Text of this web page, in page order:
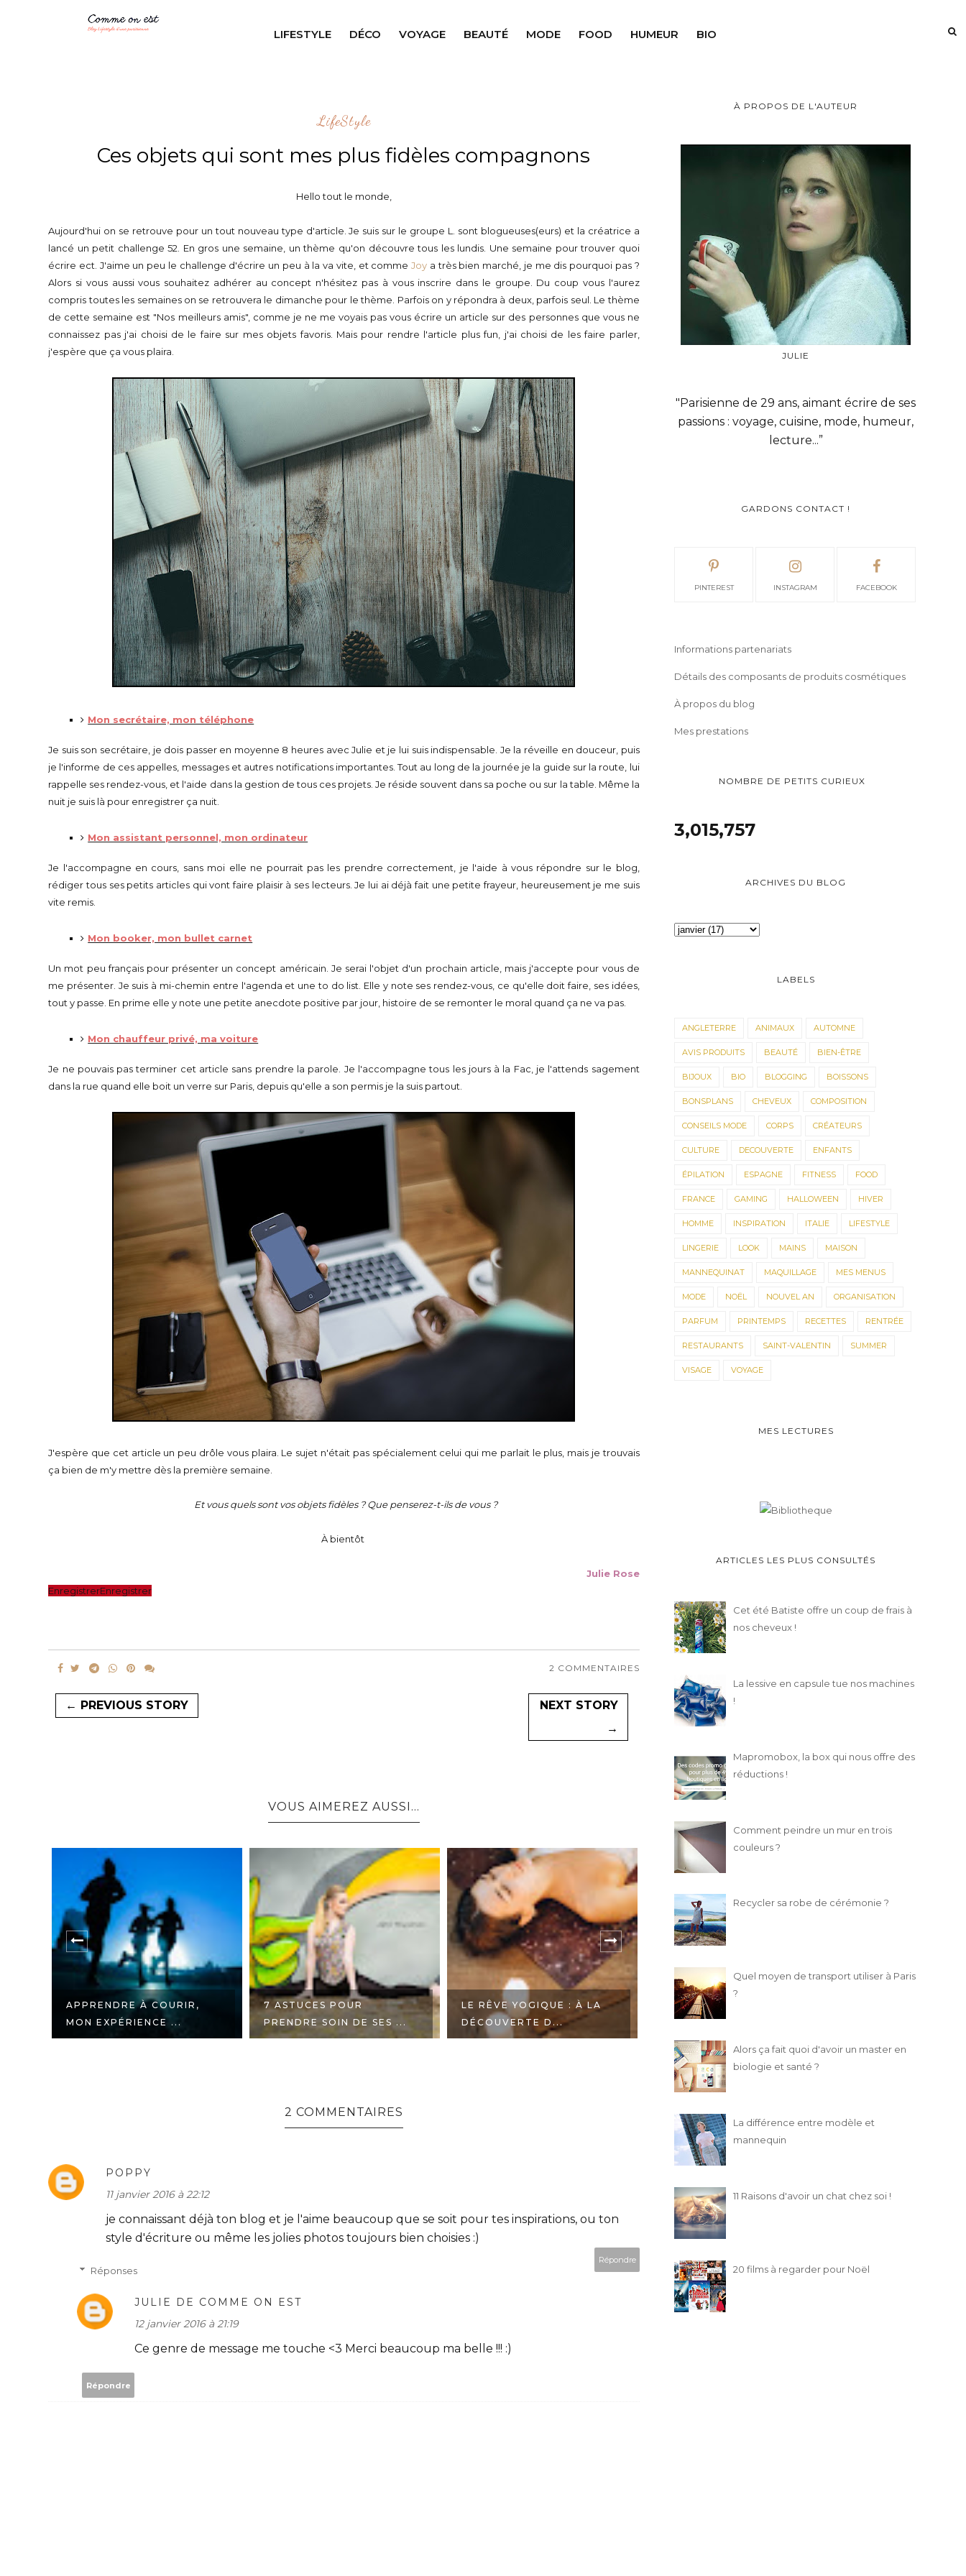
LIFESTYLE DÉCO VOYAGE BEAUTÉ MODE FOOD HUMEUR BIO
LifeStyle
Ces objets qui sont mes plus fidèles compagnons
Hello tout le monde,
Aujourd'hui on se retrouve pour un tout nouveau type d'article. Je suis sur le groupe L. sont blogueuses(eurs) et la créatrice a
lancé un petit challenge 52. En gros une semaine, un thème qu'on découvre tous les lundis. Une semaine pour trouver quoi
écrire ect. J'aime un peu le challenge d'écrire un peu à la va vite, et commeJoy a très bien marché, je me dis pourquoi pas ?
Alors si vous aussi vous souhaitez adhérer au concept n'hésitez pas à vous inscrire dans le groupe. Du coup vous l'aurez
compris toutes les semaines on se retrouvera le dimanche pour le thème. Parfois on y répondra à deux, parfois seul. Le thème
de cette semaine est "Nos meilleurs amis", comme je ne me voyais pas vous écrire un article sur des personnes que vous ne
connaissez pas j'ai choisi de le faire sur mes objets favoris. Mais pour rendre l'article plus fun, j'ai choisi de les faire parler,
j'espère que ça vous plaira.
Mon secrétaire, mon téléphone
Je suis son secrétaire, je dois passer en moyenne 8 heures avec Julie et je lui suis indispensable. Je la réveille en douceur, puis
je l'informe de ces appelles, messages et autres notifications importantes. Tout au long de la journée je la guide sur la route, lui
rappelle ses rendez-vous, et l'aide dans la gestion de tous ces projets. Je réside souvent dans sa poche ou sur la table. Même la
nuit je suis là pour enregistrer ça nuit.
Mon assistant personnel, mon ordinateur
Je l'accompagne en cours, sans moi elle ne pourrait pas les prendre correctement, je l'aide à vous répondre sur le blog,
rédiger tous ses petits articles qui vont faire plaisir à ses lecteurs. Je lui ai déjà fait une petite frayeur, heureusement je me suis
vite remis.
Mon booker, mon bullet carnet
Un mot peu français pour présenter un concept américain. Je serai l'objet d'un prochain article, mais j'accepte pour vous de
me présenter. Je suis à mi-chemin entre l'agenda et une to do list. Elle y note ses rendez-vous, ce qu'elle doit faire, ses idées,
tout y passe. En prime elle y note une petite anecdote positive par jour, histoire de se remonter le moral quand ça ne va pas.
Mon chauffeur privé, ma voiture
Je ne pouvais pas terminer cet article sans prendre la parole. Je l'accompagne tous les jours à la Fac, je l'attends sagement
dans la rue quand elle boit un verre sur Paris, depuis qu'elle a son permis je la suis partout.
J'espère que cet article un peu drôle vous plaira. Le sujet n'était pas spécialement celui qui me parlait le plus, mais je trouvais
ça bien de m'y mettre dès la première semaine.
Et vous quels sont vos objets fidèles ? Que penserez-t-ils de vous ?
À bientôt
Julie Rose
EnregistrerEnregistrer
2 COMMENTAIRES
← PREVIOUS STORY
NEXT STORY
→
VOUS AIMEREZ AUSSI...
APPRENDRE À COURIR,
MON EXPÉRIENCE ...
7 ASTUCES POUR
PRENDRE SOIN DE SES ...
LE RÊVE YOGIQUE : À LA
DÉCOUVERTE D...
12 IDÉES DE WEEK-END EN
FRANCE POUR...
2 COMMENTAIRES
POPPY
11 janvier 2016 à 22:12
je connaissant déjà ton blog et je l'aime beaucoup que se soit pour tes inspirations, ou ton
style d'écriture ou même les jolies photos toujours bien choisies :)
Répondre
Réponses
JULIE DE COMME ON EST
12 janvier 2016 à 21:19
Ce genre de message me touche <3 Merci beaucoup ma belle !!! :)
Répondre
À PROPOS DE L'AUTEUR
JULIE
"Parisienne de 29 ans, aimant écrire de ses
passions : voyage, cuisine, mode, humeur,
lecture...”
GARDONS CONTACT !
PINTEREST INSTAGRAM FACEBOOK
Informations partenariats
Détails des composants de produits cosmétiques
À propos du blog
Mes prestations
NOMBRE DE PETITS CURIEUX
3,015,757
ARCHIVES DU BLOG
LABELS
ANGLETERRE ANIMAUX AUTOMNE
AVIS PRODUITS BEAUTÉ BIEN-ÊTRE
BIJOUX BIO BLOGGING BOISSONS
BONSPLANS CHEVEUX COMPOSITION
CONSEILS MODE CORPS CRÉATEURS
CULTURE DECOUVERTE ENFANTS
ÉPILATION ESPAGNE FITNESS FOOD
FRANCE GAMING HALLOWEEN HIVER
HOMME INSPIRATION ITALIE LIFESTYLE
LINGERIE LOOK MAINS MAISON
MANNEQUINAT MAQUILLAGE MES MENUS
MODE NOËL NOUVEL AN ORGANISATION
PARFUM PRINTEMPS RECETTES RENTRÉE
RESTAURANTS SAINT-VALENTIN SUMMER
VISAGE VOYAGE
MES LECTURES
ARTICLES LES PLUS CONSULTÉS
Cet été Batiste offre un coup de frais à
nos cheveux !
La lessive en capsule tue nos machines
!
Mapromobox, la box qui nous offre des
réductions !
Comment peindre un mur en trois
couleurs ?
Recycler sa robe de cérémonie ?
Quel moyen de transport utiliser à Paris
?
Alors ça fait quoi d'avoir un master en
biologie et santé ?
La différence entre modèle et
mannequin
11 Raisons d'avoir un chat chez soi !
20 films à regarder pour Noël